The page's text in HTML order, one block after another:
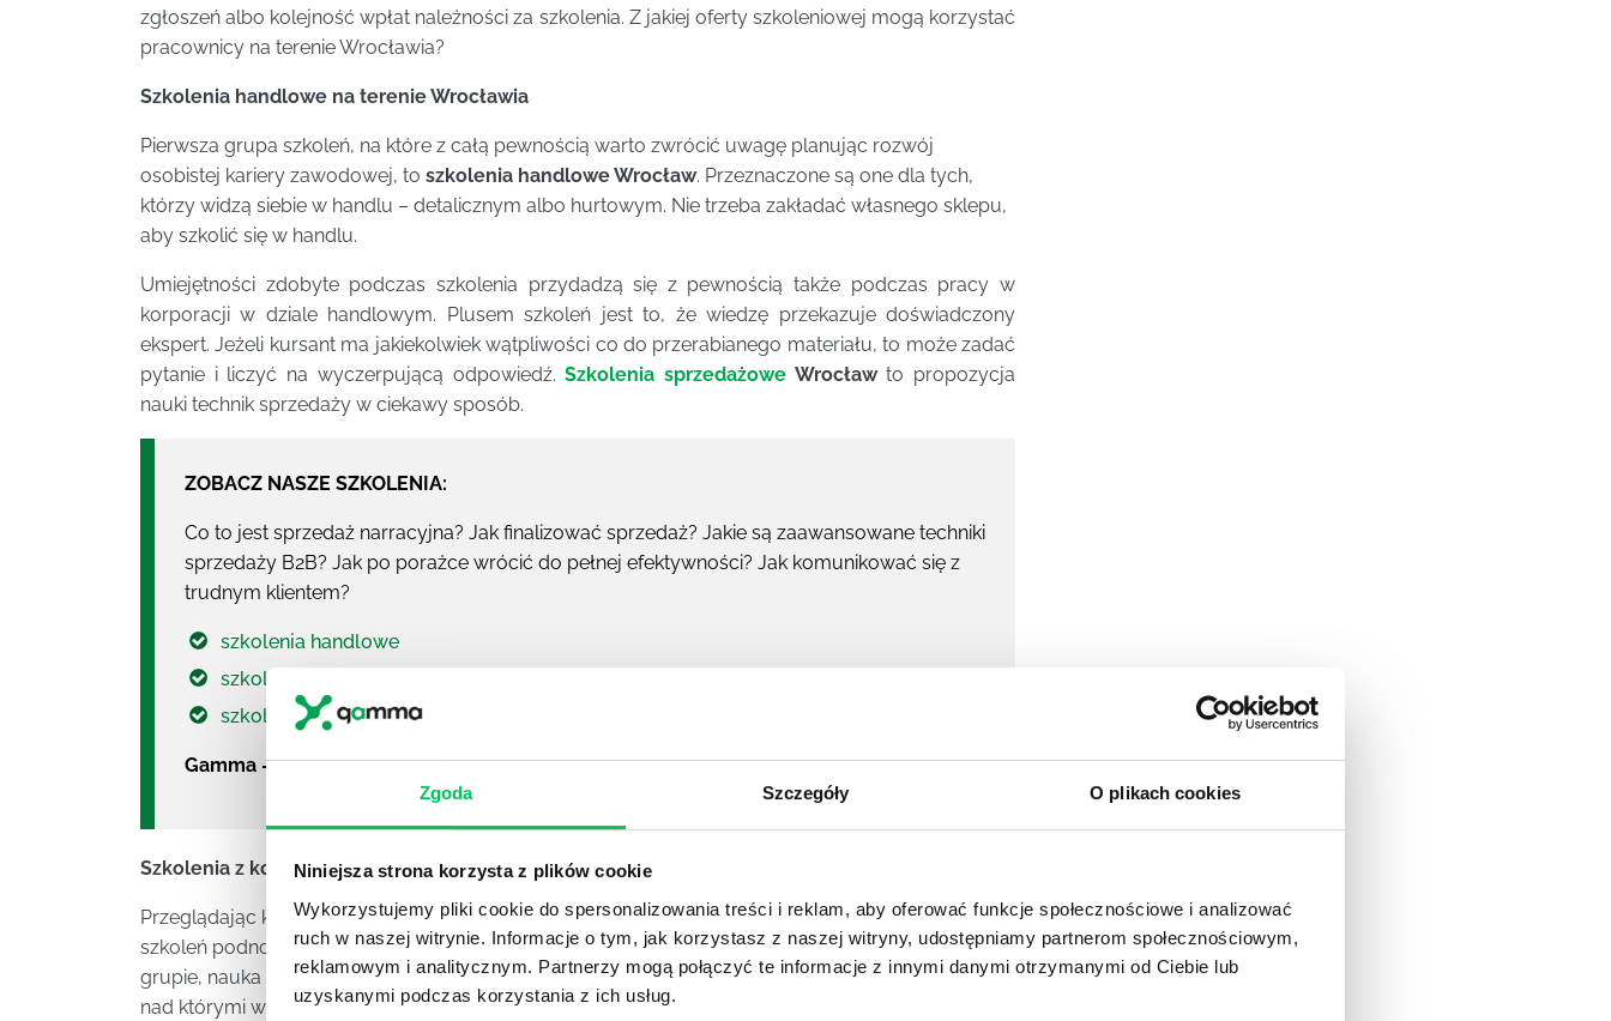
Zgoda Szczegóły O plikach cookies
Niniejsza strona korzysta z plików cookie
Wykorzystujemy pliki cookie do spersonalizowania treści i reklam, aby oferować funkcje społecznościowe i analizować
ruch w naszej witrynie. Informacje o tym, jak korzystasz z naszej witryny, udostępniamy partnerom społecznościowym,
reklamowym i analitycznym. Partnerzy mogą połączyć te informacje z innymi danymi otrzymanymi od Ciebie lub
uzyskanymi podczas korzystania z ich usług.
zgłoszeń albo kolejność wpłat należności za szkolenia. Z jakiej oferty szkoleniowej mogą korzystać
pracownicy na terenie Wrocławia?
Szkolenia handlowe na terenie Wrocławia
Pierwsza grupa szkoleń, na które z całą pewnością warto zwrócić uwagę planując rozwój
osobistej kariery zawodowej, to szkolenia handlowe Wrocław. Przeznaczone są one dla tych,
którzy widzą siebie w handlu – detalicznym albo hurtowym. Nie trzeba zakładać własnego sklepu,
aby szkolić się w handlu.
Umiejętności zdobyte podczas szkolenia przydadzą się z pewnością także podczas pracy w
korporacji w dziale handlowym. Plusem szkoleń jest to, że wiedzę przekazuje doświadczony
ekspert. Jeżeli kursant ma jakiekolwiek wątpliwości co do przerabianego materiału, to może zadać
pytanie i liczyć na wyczerpującą odpowiedź.Szkolenia sprzedażoweWrocławto propozycja
nauki technik sprzedaży w ciekawy sposób.
ZOBACZ NASZE SZKOLENIA:
Co to jest sprzedaż narracyjna? Jak finalizować sprzedaż? Jakie są zaawansowane techniki
sprzedaży B2B? Jak po porażce wrócić do pełnej efektywności? Jak komunikować się z
trudnym klientem?
szkolenia handlowe
szkolenie telemarketing
szkolenie z negocjacji
Gamma – firma szkoleniowa roku.
Szkolenia z kompetencji miękkich
Przeglądając katalog szkoleń na terenie Wrocławia warto zwrócić także uwagę na bogatą ofertę
szkoleń podnoszących kompetencje zawodowe w obszarze umiejętności miękkich. Praca w
grupie, nauka asertywności, wychodzenie z konfliktów – to tylko niektóre produkty szkoleniowe
nad którymi warto się zastanowić.